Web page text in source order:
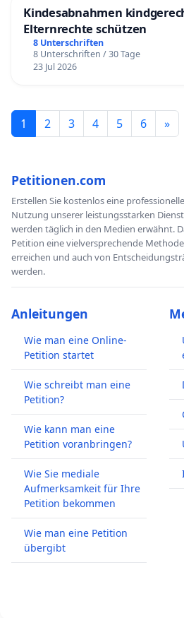
Kindesabnahmen
Elternrechte schützen
8 Unterschriften
8 Unterschriften / 30 Tage
23 Jul 2026
1 2 3 4 5 6 »
Petitionen.com
Erstellen Sie kostenlos eine
Nutzung unserer leistungsstarken
werden täglich in den Medien erwähnt.
Petition eine vielversprechende
erreichen und auch von
werden.
Anleitungen
Wie man eine Online-
Petition startet
Wie schreibt man eine
Petition?
Wie kann man eine
Petition voranbringen?
Wie Sie mediale
Aufmerksamkeit für Ihre
Petition bekommen
Wie man eine Petition
übergibt